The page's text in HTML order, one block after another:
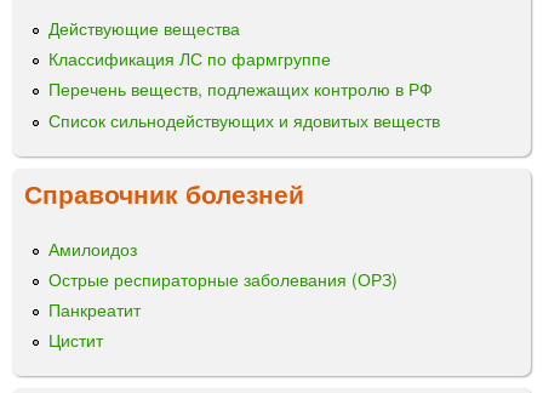
Действующие вещества
Классификация ЛС по фармгруппе
Перечень веществ, подлежащих контролю в РФ
Список сильнодействующих и ядовитых веществ
Справочник болезней
Амилоидоз
Острые респираторные заболевания (ОРЗ)
Панкреатит
Цистит